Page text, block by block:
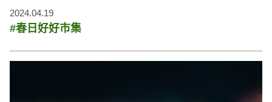
2024.04.19
#春日好好市集